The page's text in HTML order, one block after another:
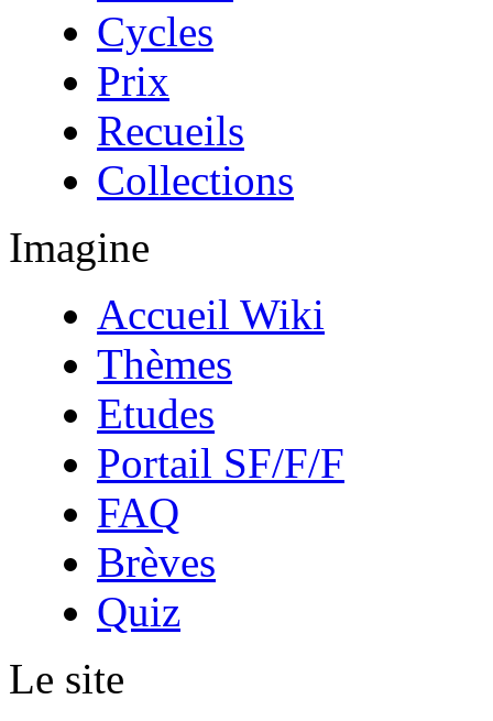
Cycles
Prix
Recueils
Collections
Imagine
Accueil Wiki
Thèmes
Etudes
Portail SF/F/F
FAQ
Brèves
Quiz
Le site